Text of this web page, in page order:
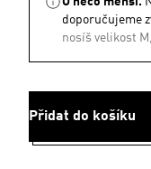
doporučujeme
nosíš velikost
Přidat do košíku